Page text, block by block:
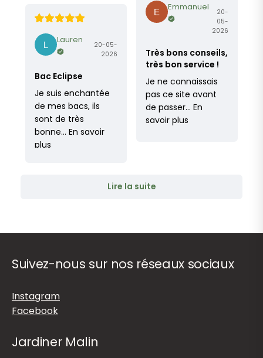
Emmanuel
20-
05-
2026
Très bons conseils,
très bon service !
Je ne connaissais
pas ce site avant
de passer… En
savoir plus
Lauren
20-05-
2026
Bac Eclipse
Je suis enchantée
de mes bacs, ils
sont de très
bonne… En savoir
plus
Lire la suite
Suivez-nous sur nos réseaux sociaux
Instagram
Facebook
Jardiner Malin